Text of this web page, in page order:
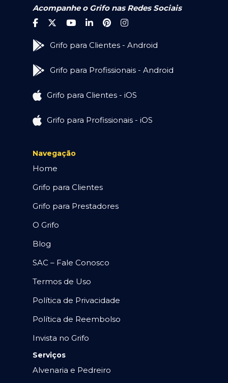
Acompanhe o Grifo nas Redes Sociais
Grifo para Clientes - Android
Grifo para Profissionais - Android
Grifo para Clientes - iOS
Grifo para Profissionais - iOS
Navegação
Home
Grifo para Clientes
Grifo para Prestadores
O Grifo
Blog
SAC – Fale Conosco
Termos de Uso
Política de Privacidade
Política de Reembolso
Invista no Grifo
Serviços
Alvenaria e Pedreiro